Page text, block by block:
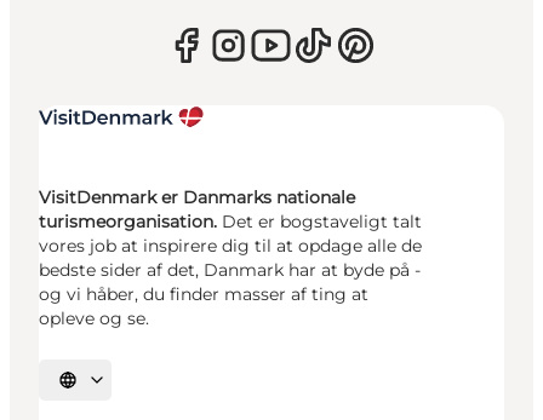
VisitDenmark er Danmarks nationale
turismeorganisation. Det er bogstaveligt talt
vores job at inspirere dig til at opdage alle de
bedste sider af det, Danmark har at byde på -
og vi håber, du finder masser af ting at
opleve og se.
Vælg sprog